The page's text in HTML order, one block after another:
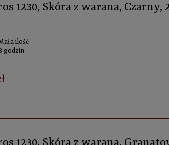
1230, Skóra z warana, Czarny,
ilość
godzin